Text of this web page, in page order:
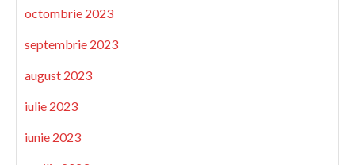
octombrie 2023
septembrie 2023
august 2023
iulie 2023
iunie 2023